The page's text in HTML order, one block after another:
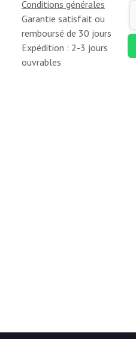
Conditions générales
Garantie satisfait ou
remboursé de 30 jours
Expédition : 2-3 jours
ouvrables